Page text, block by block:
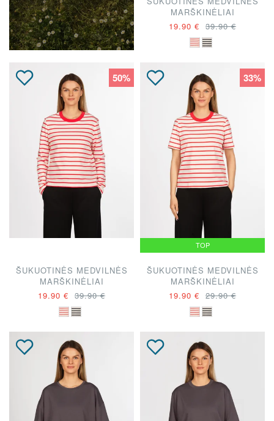
MARŠKINĖLIAI
19.90 € 39.90 €
50%
ŠUKUOTINĖS MEDVILNĖS
MARŠKINĖLIAI
19.90 € 39.90 €
33%
TOP
ŠUKUOTINĖS MEDVILNĖS
MARŠKINĖLIAI
19.90 € 29.90 €